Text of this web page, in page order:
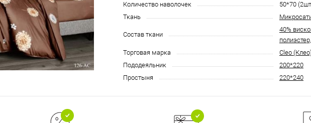
Количество наволочек
50*70
Ткань
Состав ткани
40%
Торговая марка
Cleo
Пододеяльник
200*220
Простыня
220*240